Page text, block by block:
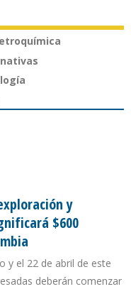
y
$600
y el 22 de abril de este
deberán comenzar